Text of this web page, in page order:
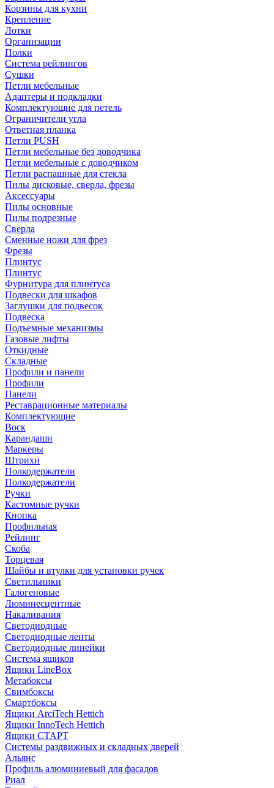
Корзины для кухни
Крепление
Лотки
Организации
Полки
Система рейлингов
Сушки
Петли мебельные
Адаптеры и подкладки
Комплектующие для петель
Ограничители угла
Ответная планка
Петли PUSH
Петли мебельные без доводчика
Петли мебельные с доводчиком
Петли распашные для стекла
Пилы дисковые, сверла, фрезы
Аксессуары
Пилы основные
Пилы подрезные
Сверла
Сменные ножи для фрез
Фрезы
Плинтус
Плинтус
Фурнитура для плинтуса
Подвески для шкафов
Заглушки для подвесок
Подвеска
Подъемные механизмы
Газовые лифты
Откидные
Складные
Профили и панели
Профили
Панели
Реставрационные материалы
Комплектующие
Воск
Карандаши
Маркеры
Штрихи
Полкодержатели
Полкодержатели
Ручки
Кастомные ручки
Кнопка
Профильная
Рейлинг
Скоба
Торцевая
Шайбы и втулки для установки ручек
Светильники
Галогеновые
Люминесцентные
Накаливания
Светодиодные
Светодиодные ленты
Светодиодные линейки
Система ящиков
Ящики LineBox
Метабоксы
Свимбоксы
Смартбоксы
Ящики ArciTech Hettich
Ящики InnoTech Hettich
Ящики СТАРТ
Системы раздвижных и складных дверей
Альянс
Профиль алюминиевый для фасадов
Риал